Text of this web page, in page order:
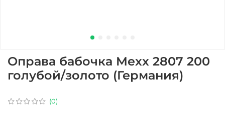
(0)
Оправа бабочка Mexx 2807 200
голубой/золото (Германия)